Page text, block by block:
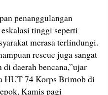
penanggulangan
tinggi seperti
merasa terlindungi.
rescue juga sangat
daerah bencana,”ujar
HUT 74 Korps Brimob di
Kamis pagi